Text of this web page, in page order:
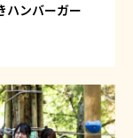
ハンバーガー